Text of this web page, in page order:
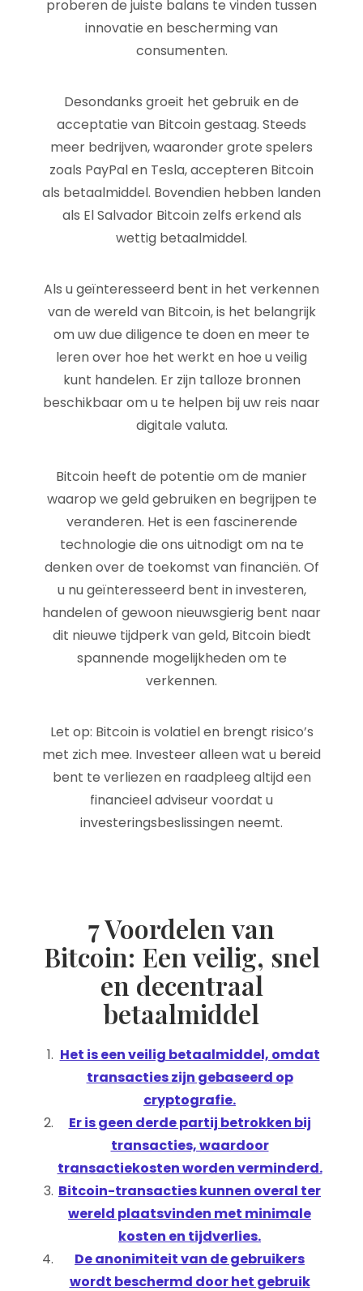
proberen de juiste balans te vinden tussen
innovatie en bescherming van
consumenten.
Desondanks groeit het gebruik en de
acceptatie van Bitcoin gestaag. Steeds
meer bedrijven, waaronder grote spelers
zoals PayPal en Tesla, accepteren Bitcoin
als betaalmiddel. Bovendien hebben landen
als El Salvador Bitcoin zelfs erkend als
wettig betaalmiddel.
Als u geïnteresseerd bent in het verkennen
van de wereld van Bitcoin, is het belangrijk
om uw due diligence te doen en meer te
leren over hoe het werkt en hoe u veilig
kunt handelen. Er zijn talloze bronnen
beschikbaar om u te helpen bij uw reis naar
digitale valuta.
Bitcoin heeft de potentie om de manier
waarop we geld gebruiken en begrijpen te
veranderen. Het is een fascinerende
technologie die ons uitnodigt om na te
denken over de toekomst van financiën. Of
u nu geïnteresseerd bent in investeren,
handelen of gewoon nieuwsgierig bent naar
dit nieuwe tijdperk van geld, Bitcoin biedt
spannende mogelijkheden om te
verkennen.
Let op: Bitcoin is volatiel en brengt risico’s
met zich mee. Investeer alleen wat u bereid
bent te verliezen en raadpleeg altijd een
financieel adviseur voordat u
investeringsbeslissingen neemt.
7 Voordelen van
Bitcoin: Een veilig, snel
en decentraal
betaalmiddel
Het is een veilig betaalmiddel, omdat
transacties zijn gebaseerd op
cryptografie.
Er is geen derde partij betrokken bij
transacties, waardoor
transactiekosten worden verminderd.
Bitcoin-transacties kunnen overal ter
wereld plaatsvinden met minimale
kosten en tijdverlies.
De anonimiteit van de gebruikers
wordt beschermd door het gebruik